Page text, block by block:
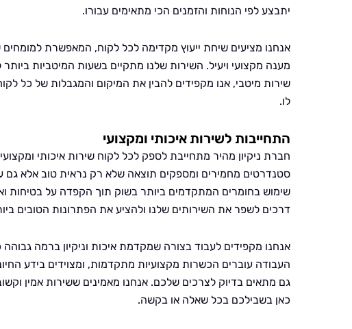
יתבצע לפי הנוחות והזמנים הכי מתאימים עבורו.
אנחנו מציעים שיחת ייעוץ מקדימה לכל לקוח, המאפשרת למומחים
מענה מקצועי ויעיל. השירות שלנו מתקיים בשעות המיטביות
שירות מיטבי, אנו מקפידים להבין את המיקום והמגבלות של כל
לו.
התחייבות לשירות איכותי ומקצועי
חברת ניקיון מהיר מתחייבת לספק לכל לקוח שירות איכותי
סטנדרטים מחמירים ומספקים תוצאה שלא רק נראית טוב אלא גם
שימוש בחומרים המתקדמים ביותר בשוק תוך הקפדה על בטיחות
דרכים לשפר את השירותים שלנו ולהציע את הפתרונות הטובים
אנחנו מקפידים לעבוד בצורה שמקדמת איכות וניקיון ברמה
העבודה עוברים הכשרות מקצועיות מתקדמות, ומצוידים בידע
גם מתאים בדיוק לצרכים שלכם. אנחנו מאמינים ששירות אמין
כאן בשבילכם בכל שאלה או בקשה.